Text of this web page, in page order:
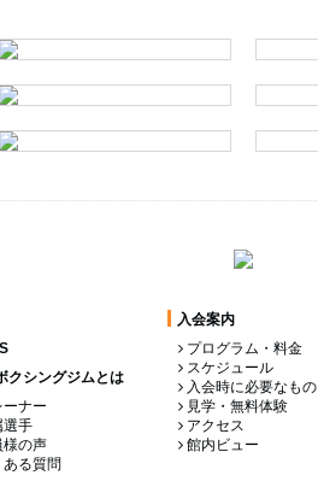
クシングジムとは
ーナー
選手
様の声
ある質問
入会案内
プログラム・料金
スケジュール
入会時に必要なもの
見学・無料体験
アクセス
館内ビュー